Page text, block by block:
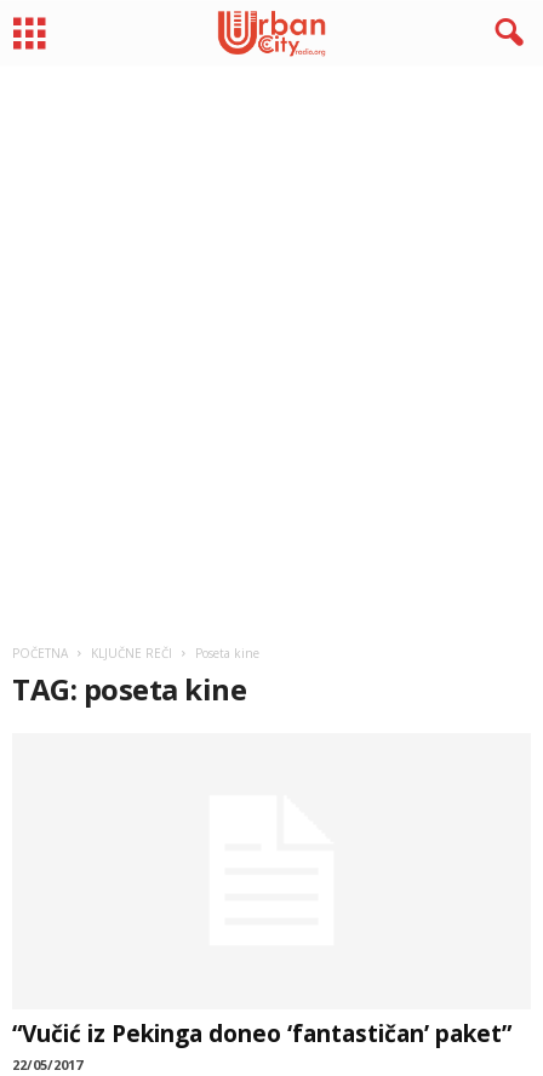
POČETNA KLJUČNE REČI Poseta kine
TAG: poseta kine
“Vučić iz Pekinga doneo ‘fantastičan’ paket”
22/05/2017